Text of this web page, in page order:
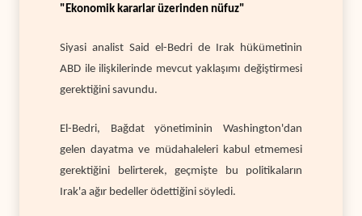
"Ekonomik kararlar üzerinden nüfuz"
Siyasi analist Said el-Bedri de Irak hükümetinin
ABD ile ilişkilerinde mevcut yaklaşımı değiştirmesi
gerektiğini savundu.
El-Bedri, Bağdat yönetiminin Washington'dan
gelen dayatma ve müdahaleleri kabul etmemesi
gerektiğini belirterek, geçmişte bu politikaların
Irak'a ağır bedeller ödettiğini söyledi.